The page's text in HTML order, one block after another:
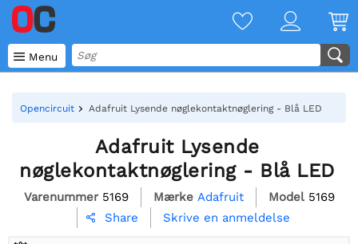
 Menu
Opencircuit Adafruit Lysende nøglekontaktnøglering - Blå LED
Adafruit Lysende
nøglekontaktnøglering - Blå LED
Varenummer 5169 Mærke Adafruit Model 5169
 Share Skrive en anmeldelse